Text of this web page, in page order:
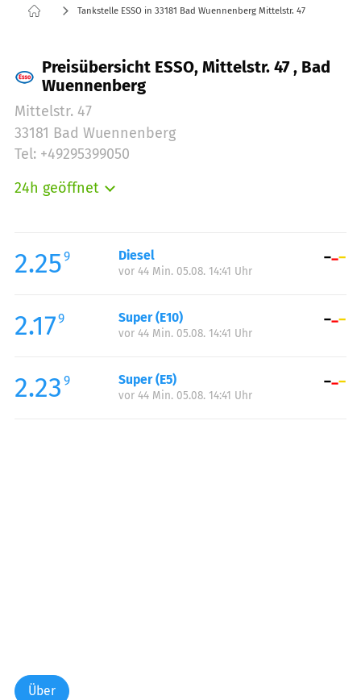
Tankstelle ESSO in 33181 Bad Wuennenberg Mittelstr. 47
Preisübersicht ESSO, Mittelstr. 47 , Bad
Wuennenberg
Mittelstr. 47
33181 Bad Wuennenberg
Tel: +49295399050
24h geöffnet
Mittwoch:
00:00-24:00
Donnerstag:
Samstag:
00:00-24:00
Sonntag:
2.259 Diesel
vor 44 Min. 05.08. 14:41 Uhr
2.179 Super (E10)
vor 44 Min. 05.08. 14:41 Uhr
2.23 9 Super (E5)
vor 44 Min. 05.08. 14:41 Uhr
Über